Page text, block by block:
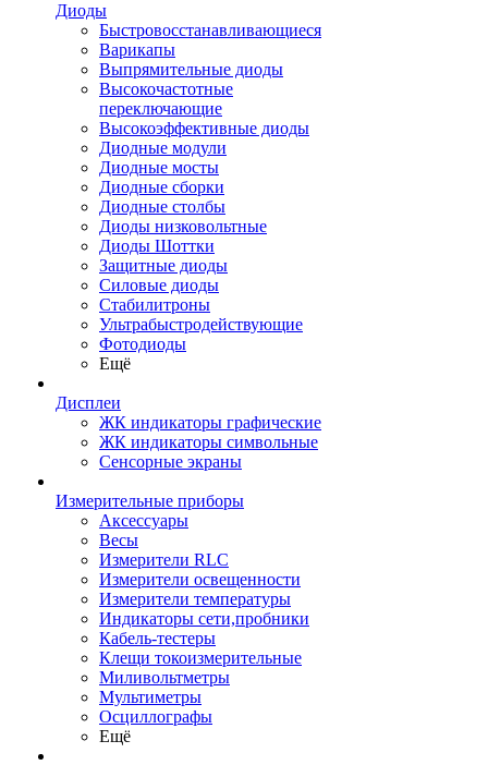
Диоды
Быстровосстанавливающиеся
Варикапы
Выпрямительные диоды
Высокочастотные
переключающие
Высокоэффективные диоды
Диодные модули
Диодные мосты
Диодные сборки
Диодные столбы
Диоды низковольтные
Диоды Шоттки
Защитные диоды
Силовые диоды
Стабилитроны
Ультрабыстродействующие
Фотодиоды
Ещё
Дисплеи
ЖК индикаторы графические
ЖК индикаторы символьные
Сенсорные экраны
Измерительные приборы
Аксессуары
Весы
Измерители RLC
Измерители освещенности
Измерители температуры
Индикаторы сети,пробники
Кабель-тестеры
Клещи токоизмерительные
Миливольтметры
Мультиметры
Осциллографы
Ещё